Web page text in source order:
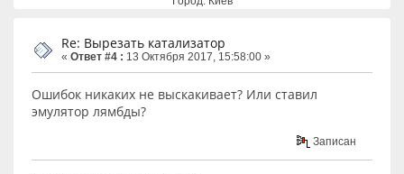
Re: Вырезать катализатор
« Ответ #4 : 13 Октября 2017, 15:58:00 »
Ошибок никаких не выскакивает? Или ставил
эмулятор лямбды?
Записан